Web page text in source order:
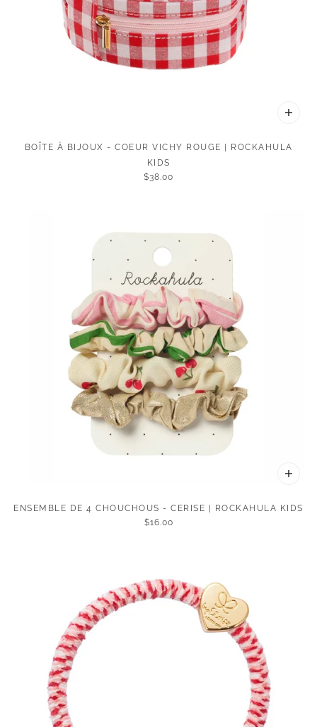
BOÎTE À BIJOUX - COEUR VICHY ROUGE | ROCKAHULA
KIDS
$38.00
ENSEMBLE DE 4 CHOUCHOUS - CERISE | ROCKAHULA KIDS
$16.00